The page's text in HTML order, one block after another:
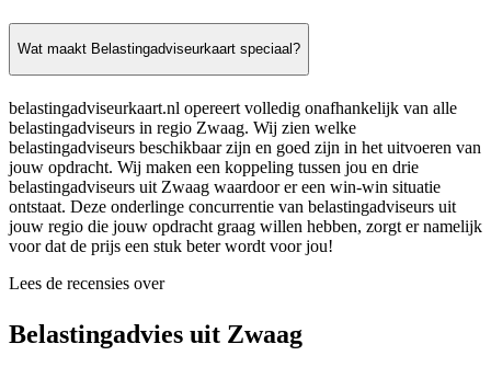
Wat maakt Belastingadviseurkaart speciaal?
belastingadviseurkaart.nl opereert volledig onafhankelijk van alle
belastingadviseurs in regio Zwaag. Wij zien welke
belastingadviseurs beschikbaar zijn en goed zijn in het uitvoeren van
jouw opdracht. Wij maken een koppeling tussen jou en drie
belastingadviseurs uit Zwaag waardoor er een win-win situatie
ontstaat. Deze onderlinge concurrentie van belastingadviseurs uit
jouw regio die jouw opdracht graag willen hebben, zorgt er namelijk
voor dat de prijs een stuk beter wordt voor jou!
Lees de recensies over
Belastingadvies uit Zwaag